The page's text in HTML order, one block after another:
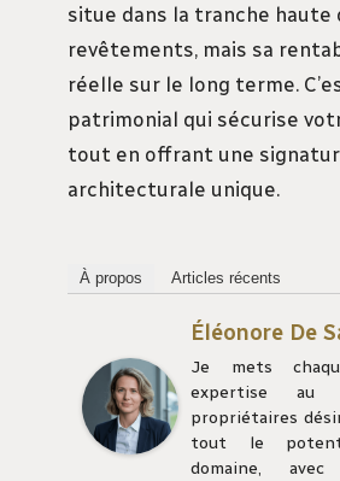
situe dans la tranche haute
revêtements, mais sa
réelle sur le long terme.
patrimonial qui sécurise
tout en offrant une
architecturale unique.
À propos Articles récents
Éléonore De
Je mets
expertise au
propriétaires
tout le
domaine,